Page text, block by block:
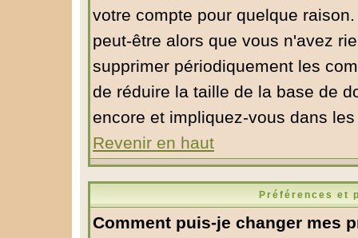
votre compte pour quelque
peut-être alors que vous n'avez
supprimer périodiquement les
de réduire la taille de la base de
encore et impliquez-vous dans
Revenir en haut
Préférences et
Comment puis-je changer mes